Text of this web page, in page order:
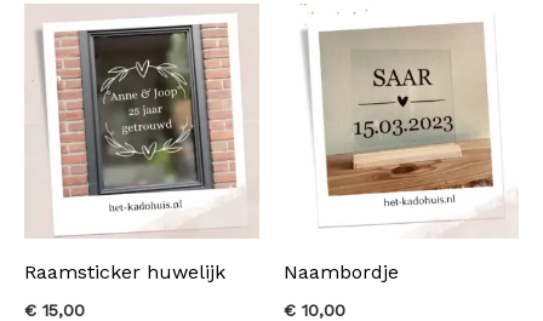
Raamsticker huwelijk
€ 15,00
Naambordje
€ 10,00